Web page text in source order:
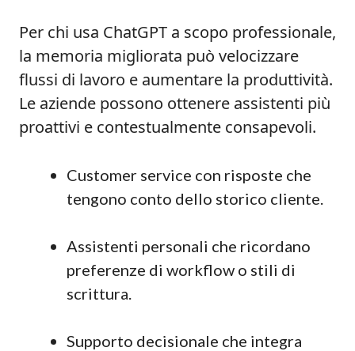
Per chi usa ChatGPT a scopo professionale,
la memoria migliorata può velocizzare
flussi di lavoro e aumentare la produttività.
Le aziende possono ottenere assistenti più
proattivi e contestualmente consapevoli.
Customer service con risposte che
tengono conto dello storico cliente.
Assistenti personali che ricordano
preferenze di workflow o stili di
scrittura.
Supporto decisionale che integra